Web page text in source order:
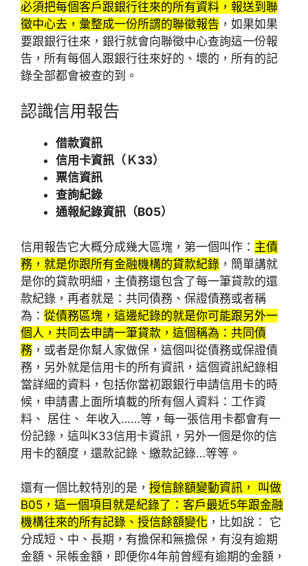
必須把每個客戶跟銀行往來的所有資料，報送到聯
徵中心去，彙整成一份所謂的聯徵報告 ，如果如果
要跟銀行往來，銀行就會向聯徵中心查詢這一份報
告，所有每個人跟銀行往來好的、壞的，所有的記
錄全部都會被查的到。
認識信用報告
借款資訊
信用卡資訊（Ｋ33）
票信資訊
查詢紀錄
通報紀錄資訊（B05）
信用報告它大概分成幾大區塊，第一個叫作： 主債
務，就是你跟所有金融機構的貸款紀錄 ，簡單講就
是你的貸款明細，主債務還包含了每一筆貸款的還
款紀錄，再者就是：共同債務、保證債務或者稱
為： 從債務區塊，這邊紀錄的就是你可能跟另外一
個人，共同去申請一筆貸款，這個稱為：共同債
務 ，或者是你幫人家做保，這個叫從債務或保證債
務，另外就是信用卡的所有資訊，這個資訊紀錄相
當詳細的資料，包括你當初跟銀行申請信用卡的時
候，申請書上面所填載的所有個人資料：工作資
料、 居住、 年收入……等，每一張信用卡都會有一
份記錄，這叫K33信用卡資訊，另外一個是你的信
用卡的額度，還款記錄、繳款記錄…等等。
還有一個比較特別的是， 授信餘額變動資訊， 叫做
B05，這一個項目就是紀錄了：客戶最近5年跟金融
機構往來的所有記錄、授信餘額變化 ，比如說： 它
分成短、中、長期，有擔保和無擔保，有沒有逾期
金額、呆帳金額，即便你4年前曾經有逾期的金額，